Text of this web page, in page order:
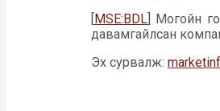
MSE:BDL] Могойн
давамгайлсан
Эх сурвалж: